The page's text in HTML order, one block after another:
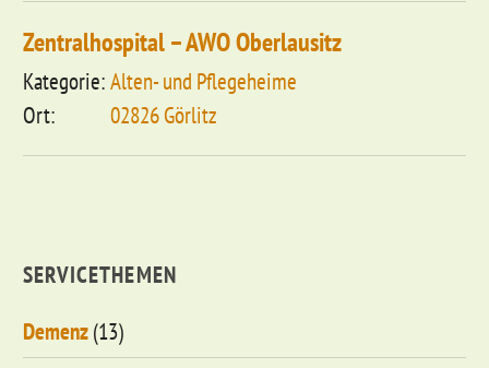
Zentralhospital – AWO Oberlausitz
Alten- und Pflegeheime
02826 Görlitz
SERVICETHEMEN
Demenz(13)